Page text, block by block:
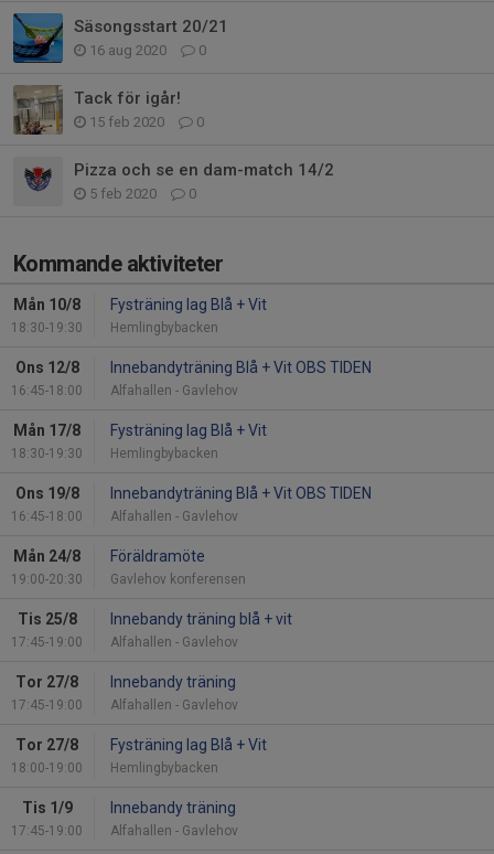
Säsongsstart 20/21
16 aug 2020 0
Tack för igår!
15 feb 2020 0
Pizza och se en dam-match 14/2
5 feb 2020 0
Kommande aktiviteter
Mån 10/8
18:30-19:30
Fysträning lag Blå + Vit
Hemlingbybacken
Ons 12/8
16:45-18:00
Innebandyträning Blå + Vit OBS TIDEN
Alfahallen - Gavlehov
Mån 17/8
18:30-19:30
Fysträning lag Blå + Vit
Hemlingbybacken
Ons 19/8
16:45-18:00
Innebandyträning Blå + Vit OBS TIDEN
Alfahallen - Gavlehov
Mån 24/8
19:00-20:30
Föräldramöte
Gavlehov konferensen
Tis 25/8
17:45-19:00
Innebandy träning blå + vit
Alfahallen - Gavlehov
Tor 27/8
17:45-19:00
Innebandy träning
Alfahallen - Gavlehov
Tor 27/8
18:00-19:00
Fysträning lag Blå + Vit
Hemlingbybacken
Tis 1/9
17:45-19:00
Innebandy träning
Alfahallen - Gavlehov